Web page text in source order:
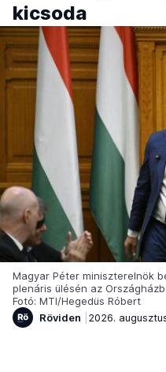
kicsoda
Magyar Péter miniszterelnök
plenáris ülésén az
Fotó: MTI/Hegedüs Róbert
Röviden
2026.